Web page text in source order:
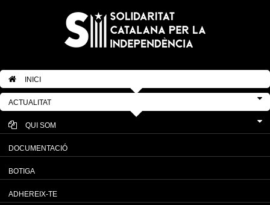
INICI
ACTUALITAT
QUI SOM
DOCUMENTACIÓ
BOTIGA
ADHEREIX-TE